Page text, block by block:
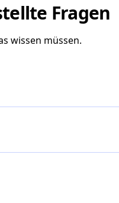
Fragen
wissen müssen.